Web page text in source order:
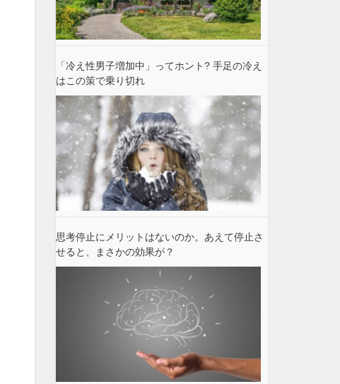
「冷え性男子増加中」ってホント? 手足の冷え
はこの策で乗り切れ
思考停止にメリットはないのか。あえて停止さ
せると、まさかの効果が？